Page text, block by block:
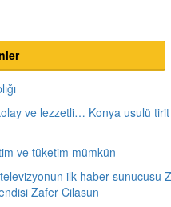
ve lezzetli… Konya usulü tirit
ve tüketim mümkün
ilk haber sunucusu
Zafer Cilasun